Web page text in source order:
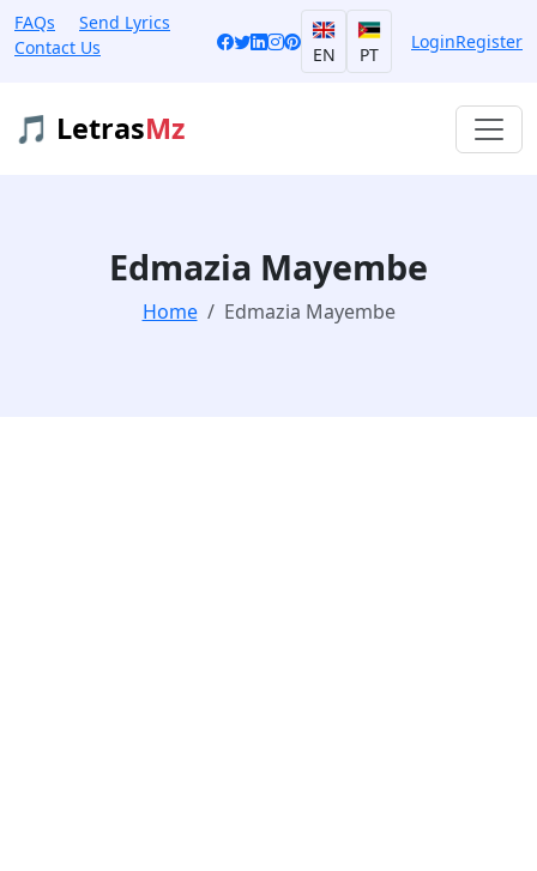
FAQs
Send Lyrics
Contact Us
EN PT
LoginRegister
🎵 LetrasMz
Edmazia Mayembe
Home Edmazia Mayembe